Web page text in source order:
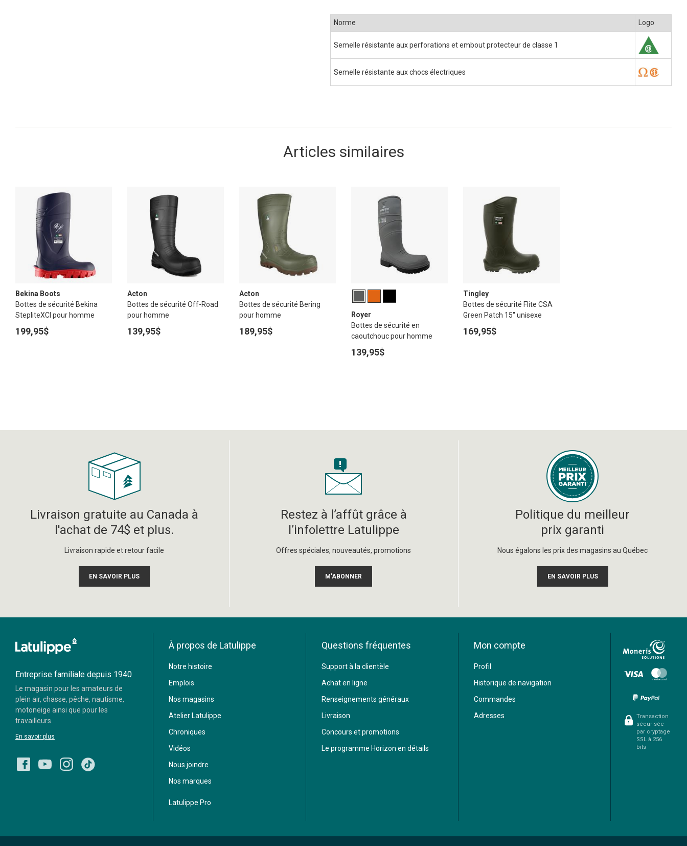
Norme Logo
Semelle résistante aux perforations et embout protecteur de classe 1
Semelle résistante aux chocs électriques
Articles similaires
Bekina Boots
Bottes de sécurité Bekina
StepliteXCI pour homme
199,95$
Acton
Bottes de sécurité Off-Road
pour homme
139,95$
Acton
Bottes de sécurité Bering
pour homme
189,95$
Royer
Bottes de sécurité en
caoutchouc pour homme
139,95$
Tingley
Bottes de sécurité Flite CSA
Green Patch 15'' unisexe
169,95$
Livraison gratuite au Canada à
l'achat de 74$ et plus.
Livraison rapide et retour facile
EN SAVOIR PLUS
Restez à l’affût grâce à
l’infolettre Latulippe
Offres spéciales, nouveautés, promotions
M’ABONNER
Politique du meilleur
prix garanti
Nous égalons les prix des magasins au Québec
EN SAVOIR PLUS
Visa Mastercard
Transaction
sécurisée
par cryptage
SSL à 256
bits
Entreprise familiale depuis 1940
Le magasin pour les amateurs de
plein air, chasse, pêche, nautisme,
motoneige ainsi que pour les
travailleurs.
En savoir plus
À propos de Latulippe
Notre histoire
Emplois
Nos magasins
Atelier Latulippe
Chroniques
Vidéos
Nous joindre
Nos marques
Latulippe Pro
Questions fréquentes
Support à la clientèle
Achat en ligne
Renseignements généraux
Livraison
Concours et promotions
Le programme Horizon en détails
Mon compte
Profil
Historique de navigation
Commandes
Adresses